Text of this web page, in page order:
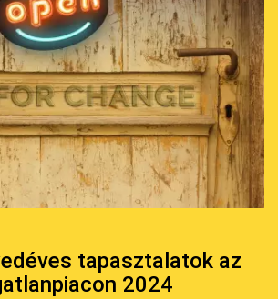
tapasztalatok az
2024